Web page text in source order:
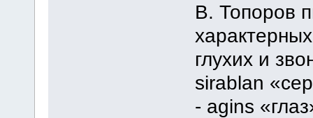
В. Топоров
глухих и
sirablan
- agins